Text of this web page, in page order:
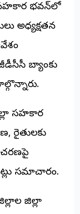
భవన్‌లో
అధ్యక్షతన
బ్యాంకు
సహకార
రైతులకు
సమాచారం.
జిల్లా